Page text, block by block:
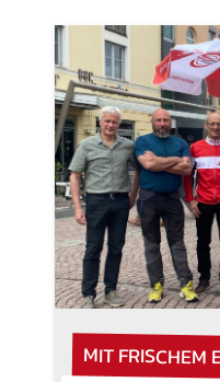
MIT FRISCHEM